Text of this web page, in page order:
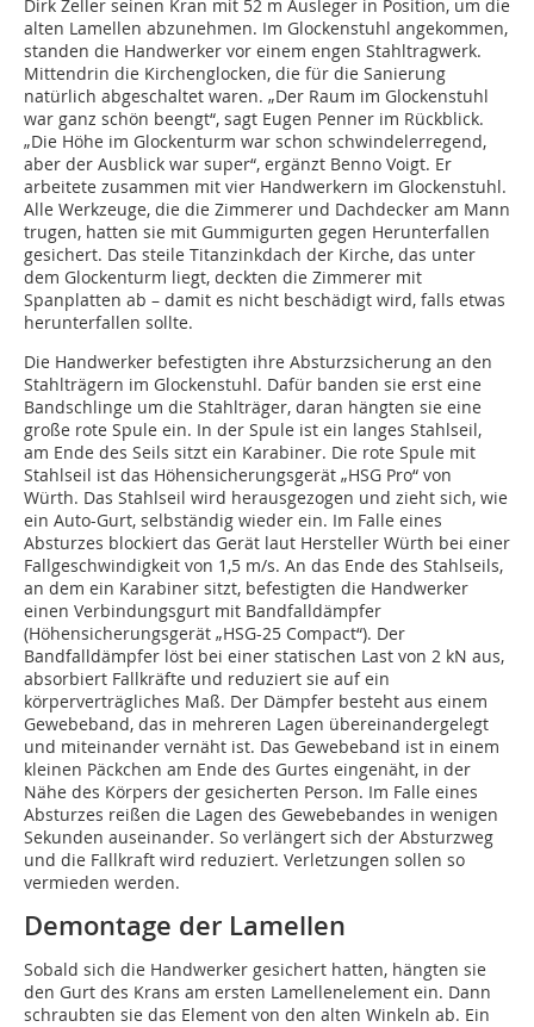
Dirk Zeller seinen Kran mit 52 m Ausleger in Position, um die
alten Lamellen abzunehmen. Im Glockenstuhl angekommen,
standen die Handwerker vor einem engen Stahltragwerk.
Mittendrin die Kirchenglocken, die für die Sanierung
natürlich abgeschaltet waren. „Der Raum im Glockenstuhl
war ganz schön beengt“, sagt Eugen Penner im Rückblick.
„Die Höhe im Glockenturm war schon schwindelerregend,
aber der Ausblick war super“, ergänzt Benno Voigt. Er
arbeitete zusammen mit vier Handwerkern im Glockenstuhl.
Alle Werkzeuge, die die Zimmerer und Dachdecker am Mann
trugen, hatten sie mit Gummigurten gegen Herunterfallen
gesichert. Das steile Titanzinkdach der Kirche, das unter
dem Glockenturm liegt, deckten die Zimmerer mit
Spanplatten ab – damit es nicht beschädigt wird, falls etwas
herunterfallen sollte.
Die Handwerker befestigten ihre Absturzsicherung an den
Stahlträgern im Glockenstuhl. Dafür banden sie erst eine
Bandschlinge um die Stahlträger, daran hängten sie eine
große rote Spule ein. In der Spule ist ein langes Stahlseil,
am Ende des Seils sitzt ein Karabiner. Die rote Spule mit
Stahlseil ist das Höhensicherungsgerät „HSG Pro“ von
Würth. Das Stahlseil wird herausgezogen und zieht sich, wie
ein Auto-Gurt, selbständig wieder ein. Im Falle eines
Absturzes blockiert das Gerät laut Hersteller Würth bei einer
Fallgeschwindigkeit von 1,5 m/s. An das Ende des Stahlseils,
an dem ein Karabiner sitzt, befestigten die Handwerker
einen Verbindungsgurt mit Bandfalldämpfer
(Höhensicherungsgerät „HSG-25 Compact“). Der
Bandfalldämpfer löst bei einer statischen Last von 2 kN aus,
absorbiert Fallkräfte und reduziert sie auf ein
körperverträgliches Maß. Der Dämpfer besteht aus einem
Gewebeband, das in mehreren Lagen übereinandergelegt
und miteinander vernäht ist. Das Gewebeband ist in einem
kleinen Päckchen am Ende des Gurtes eingenäht, in der
Nähe des Körpers der gesicherten Person. Im Falle eines
Absturzes reißen die Lagen des Gewebebandes in wenigen
Sekunden auseinander. So verlängert sich der Absturzweg
und die Fallkraft wird reduziert. Verletzungen sollen so
vermieden werden.
Demontage der Lamellen
Sobald sich die Handwerker gesichert hatten, hängten sie
den Gurt des Krans am ersten Lamellenelement ein. Dann
schraubten sie das Element von den alten Winkeln ab. Ein